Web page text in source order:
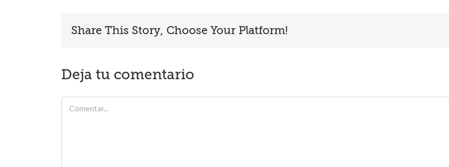
Share This Story, Choose Your Platform!
Deja tu comentario
Comentar